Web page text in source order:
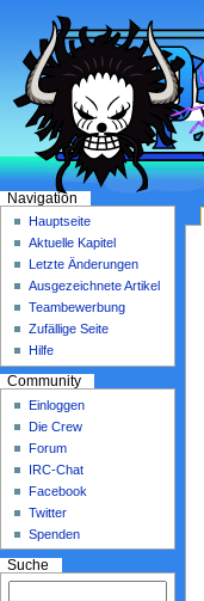
Navigation
Hauptseite
Aktuelle Kapitel
Letzte Änderungen
Ausgezeichnete Artikel
Teambewerbung
Zufällige Seite
Hilfe
Community
Einloggen
Die Crew
Forum
IRC-Chat
Facebook
Twitter
Spenden
Suche